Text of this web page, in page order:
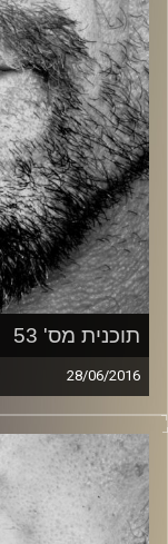
תוכנית מס' 53
28/06/2016
זיפים, מוזיקה
כל מה שחי, אמיתי
עם שמוליק רגב.